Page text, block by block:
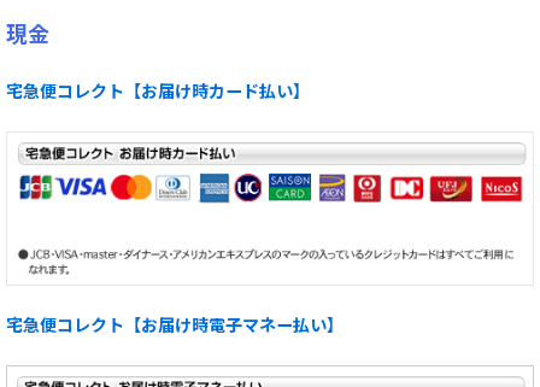
現金
宅急便コレクト【お届け時カード払い】
宅急便コレクト【お届け時電子マネー払い】